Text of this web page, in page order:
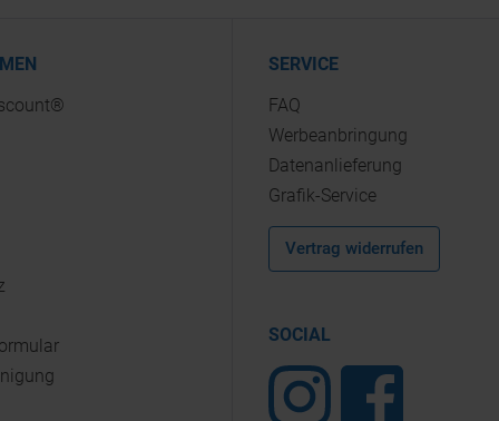
SERVICE
FAQ
Werbeanbringung
Datenanlieferung
Grafik-Service
Vertrag widerrufen
SOCIAL